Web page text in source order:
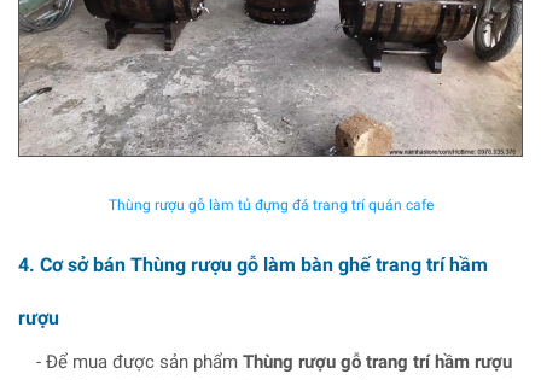
Thùng rượu gỗ làm tủ đựng đá trang trí quán cafe
4. Cơ sở bán Thùng rượu gỗ làm bàn ghế trang trí hầm
rượu
- Để mua được sản phẩm Thùng rượu gỗ trang trí hầm rượu